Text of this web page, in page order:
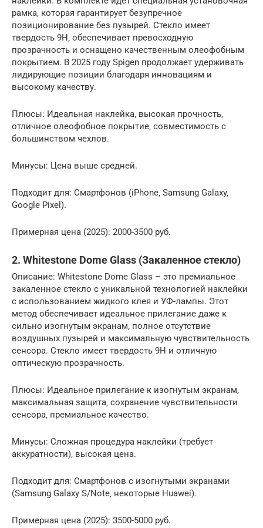
рамка‚ которая гарантирует безупречное
позиционирование без пузырей. Стекло имеет
твердость 9H‚ обеспечивает превосходную
прозрачность и оснащено качественным олеофобным
покрытием. В 2025 году Spigen продолжает удерживать
лидирующие позиции благодаря инновациям и
высокому качеству.
Плюсы: Идеальная наклейка‚ высокая прочность‚
отличное олеофобное покрытие‚ совместимость с
большинством чехлов.
Минусы: Цена выше средней.
Подходит для: Смартфонов (iPhone‚ Samsung Galaxy‚
Google Pixel).
Примерная цена (2025): 2000-3500 руб.
2. Whitestone Dome Glass (Закаленное стекло)
Описание: Whitestone Dome Glass – это премиальное
закаленное стекло с уникальной технологией наклейки
с использованием жидкого клея и УФ-лампы. Этот
метод обеспечивает идеальное прилегание даже к
сильно изогнутым экранам‚ полное отсутствие
воздушных пузырей и максимальную чувствительность
сенсора. Стекло имеет твердость 9H и отличную
оптическую прозрачность.
Плюсы: Идеальное прилегание к изогнутым экранам‚
максимальная защита‚ сохранение чувствительности
сенсора‚ премиальное качество.
Минусы: Сложная процедура наклейки (требует
аккуратности)‚ высокая цена.
Подходит для: Смартфонов с изогнутыми экранами
(Samsung Galaxy S/Note‚ некоторые Huawei).
Примерная цена (2025): 3500-5000 руб.